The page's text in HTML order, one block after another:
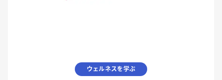
ウェルネスを学ぶ